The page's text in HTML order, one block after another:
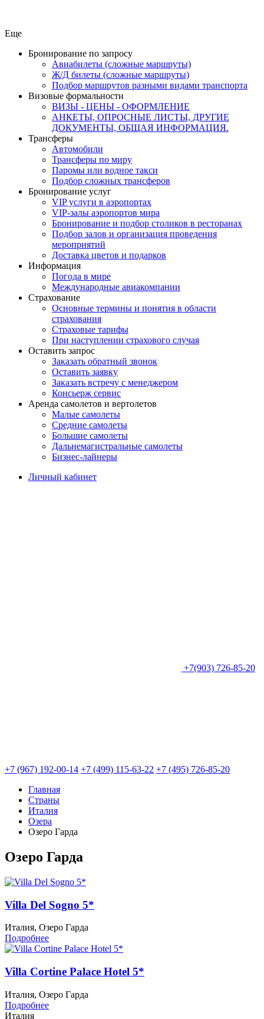
Еще
Бронирование по запросу
Авиабилеты (сложные маршруты)
Ж/Д билеты (сложные маршруты)
Подбор маршрутов разными видами транспорта
Визовые формальности
ВИЗЫ - ЦЕНЫ - ОФОРМЛЕНИЕ
АНКЕТЫ, ОПРОСНЫЕ ЛИСТЫ, ДРУГИЕ
ДОКУМЕНТЫ, ОБЩАЯ ИНФОРМАЦИЯ.
Трансферы
Автомобили
Трансферы по миру
Паромы или водное такси
Подбор сложных трансферов
Бронирование услуг
VIP услуги в аэропортах
VIP-залы аэропортов мира
Бронирование и подбор столиков в ресторанах
Подбор залов и организация проведения
мероприятий
Доставка цветов и подарков
Информация
Погода в мире
Международные авиакомпании
Страхование
Основные термины и понятия в области
страхования
Страховые тарифы
При наступлении страхового случая
Оставить запрос
Заказать обратный звонок
Оставить заявку
Заказать встречу с менеджером
Консьерж сервис
Аренда самолетов и вертолетов
Малые самолеты
Средние самолеты
Большие самолеты
Дальнемагистральные самолеты
Бизнес-лайнеры
Личный кабинет
+7(903) 726-85-20
+7 (967) 192-00-14 +7 (499) 115-63-22 +7 (495) 726-85-20
Главная
Страны
Италия
Озера
Озеро Гарда
Озеро Гарда
Villa Del Sogno 5*
Италия, Озеро Гарда
Подробнее
Villa Cortine Palace Hotel 5*
Италия, Озеро Гарда
Подробнее
Италия